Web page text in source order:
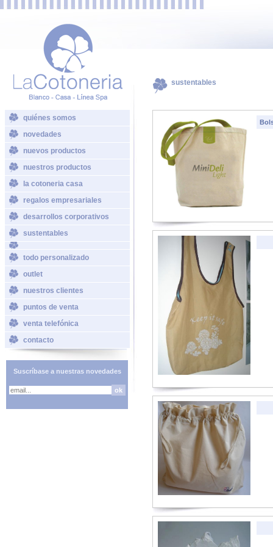
quiénes somos
novedades
nuevos productos
nuestros productos
la cotoneria casa
regalos empresariales
desarrollos corporativos
sustentables
todo personalizado
outlet
nuestros clientes
puntos de venta
venta telefónica
contacto
Suscríbase a nuestras novedades
sustentables